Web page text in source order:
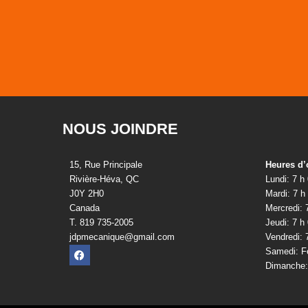
NOUS JOINDRE
15, Rue Principale
Rivière-Héva, QC
J0Y 2H0
Canada
T. 819 735-2005
jdpmecanique@gmail.com
Heures
Lundi: 7
Mardi: 7
Mercredi:
Jeudi: 7 h
Vendredi:
Samedi: